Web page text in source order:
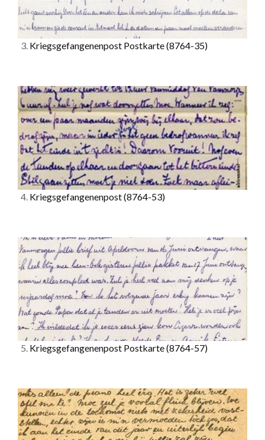
3. Kriegsgefangenenpost Postkarte(8764-35)
4. Kriegsgefangenenpost(8764-53)
5. Kriegsgefangenenpost Postkarte(8764-57)